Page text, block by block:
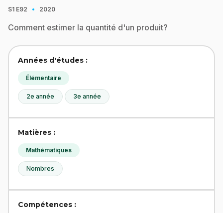
S1 E92 · 2020
Comment estimer la quantité d'un produit?
Années d'études :
Élémentaire
2e année 3e année
Matières :
Mathématiques
Nombres
Compétences :